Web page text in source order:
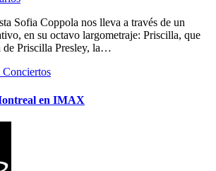
en su octavo largometraje: Priscilla, que
de Priscilla Presley, la…
Conciertos
en IMAX